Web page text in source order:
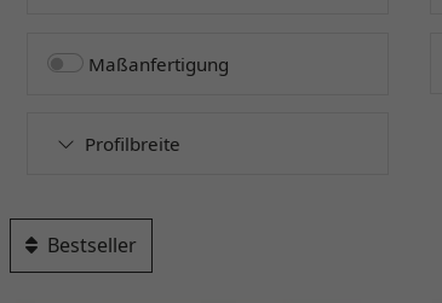
Maßanfertigung
Profilbreite
Bestseller